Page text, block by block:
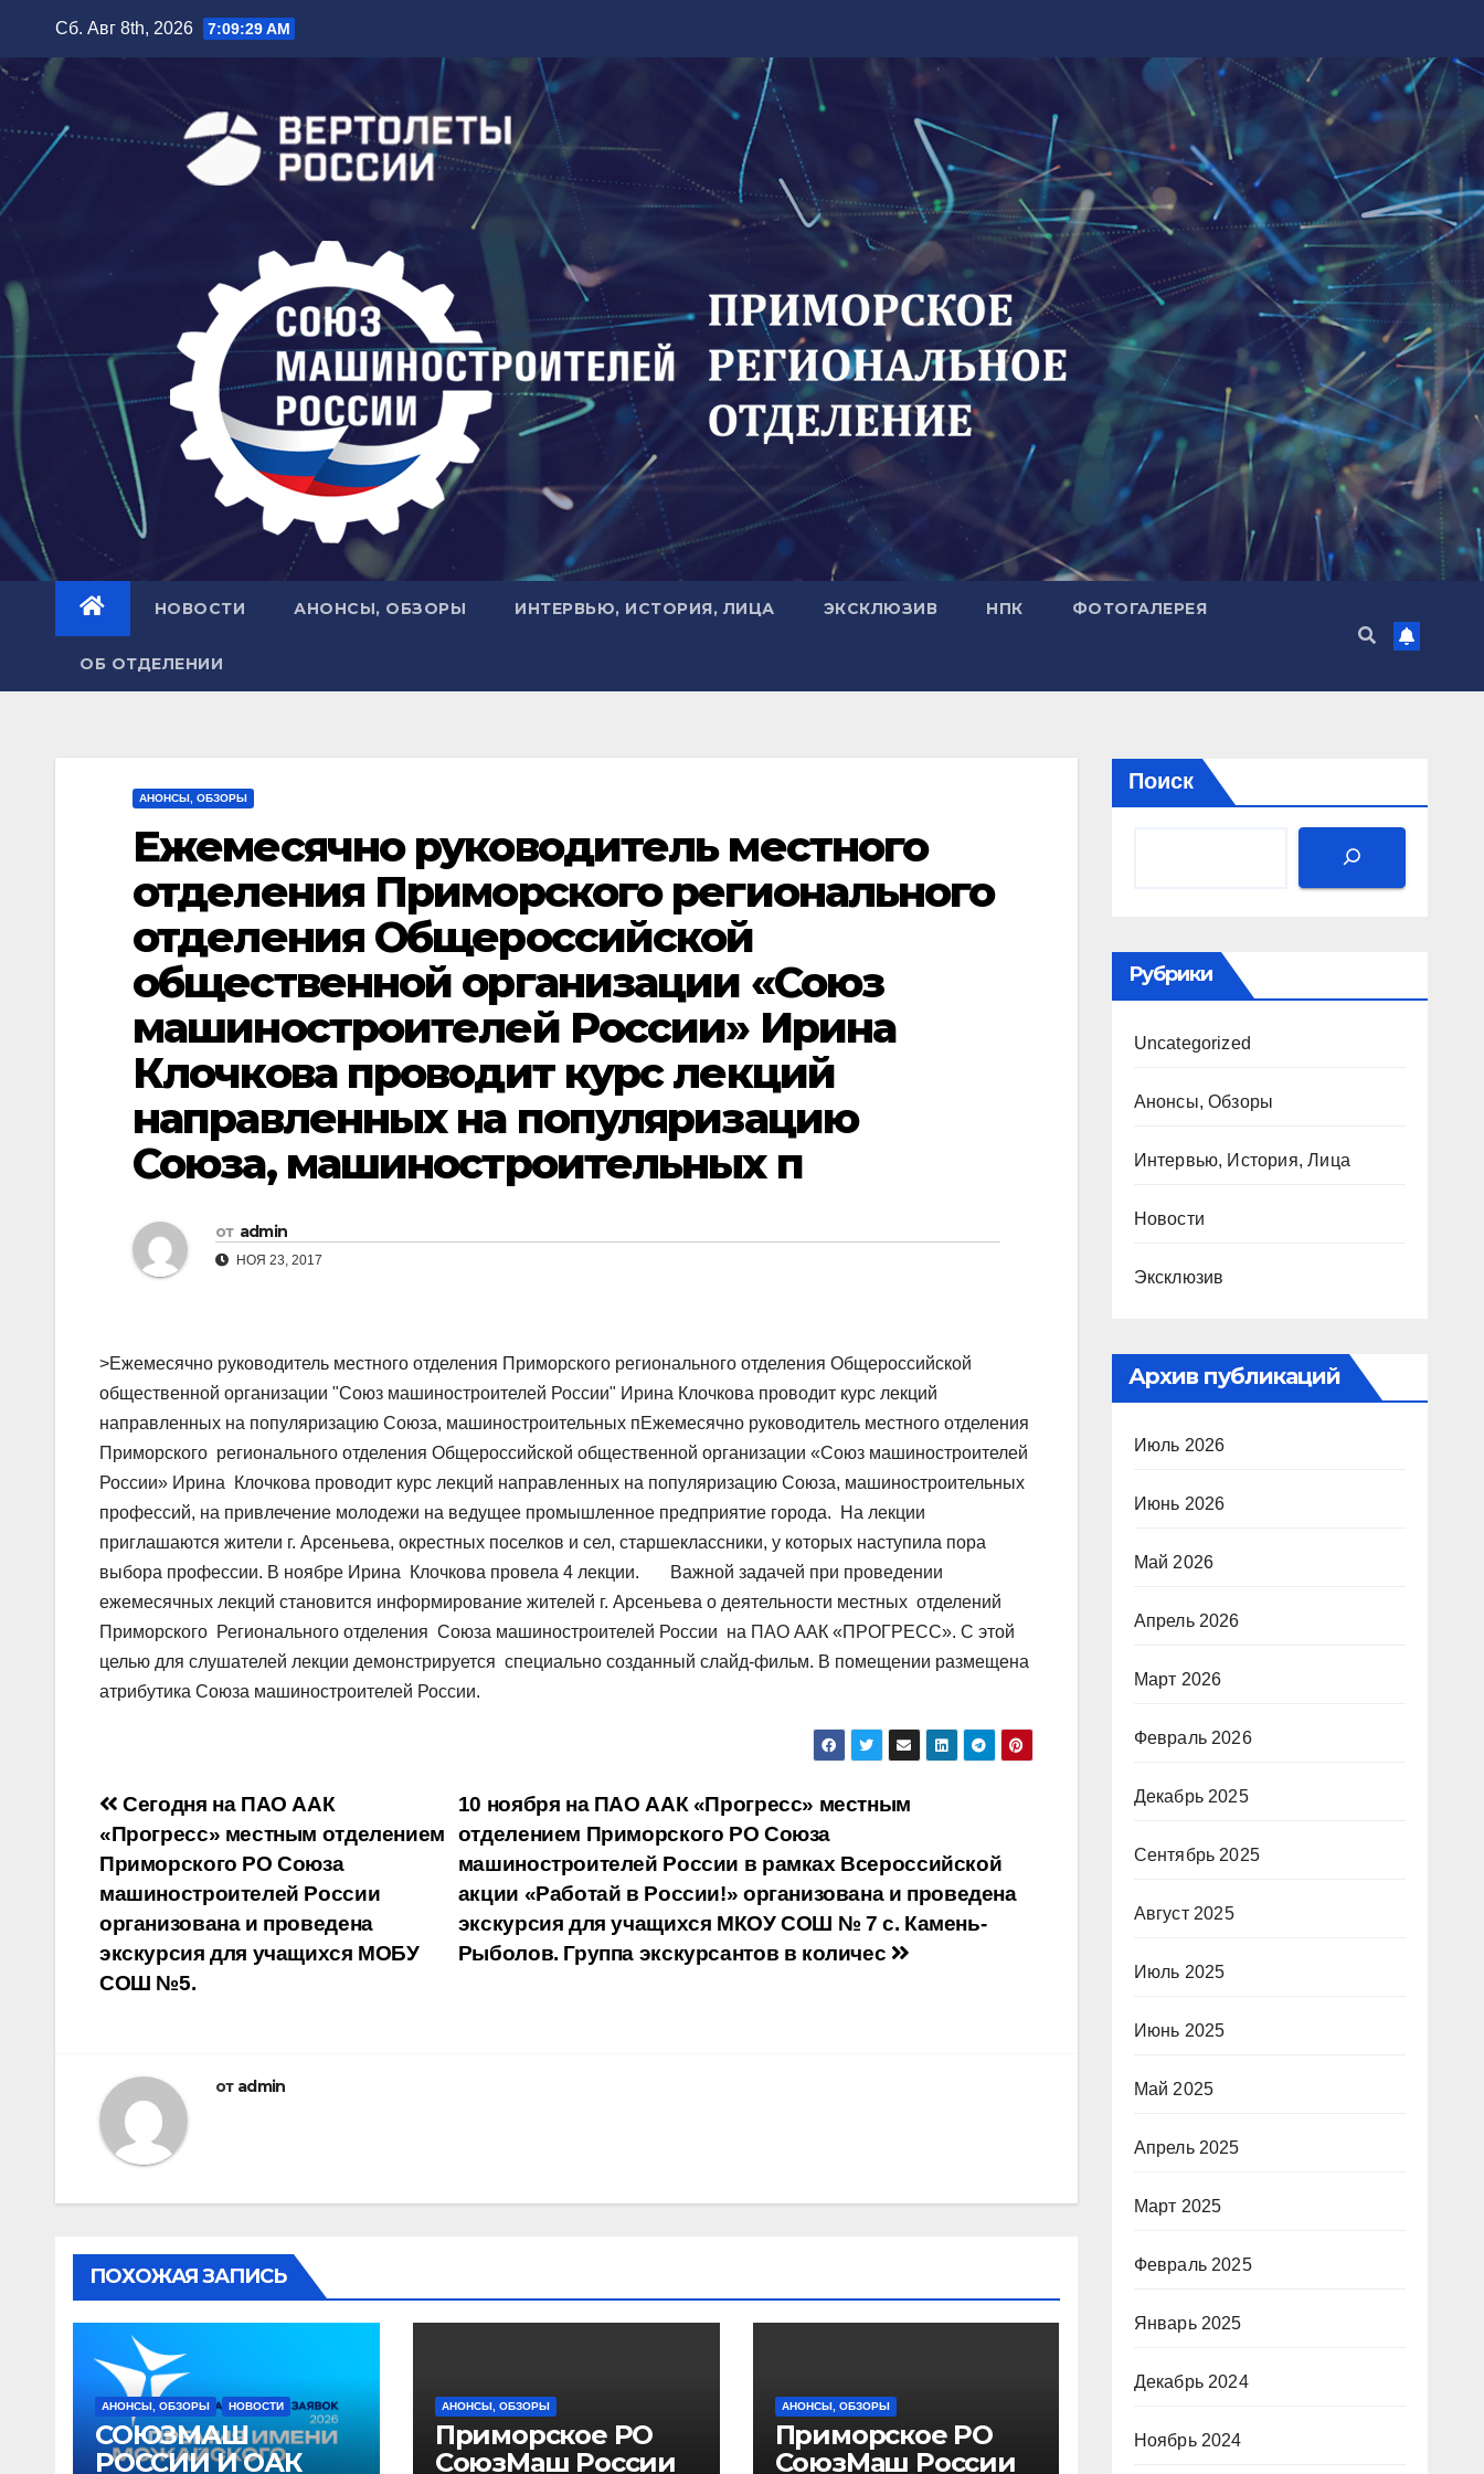
содержимому
Сб. Авг 8th, 2026 7:09:30 AM
НОВОСТИ АНОНСЫ, ОБЗОРЫ ИНТЕРВЬЮ, ИСТОРИЯ, ЛИЦА ЭКСКЛЮЗИВ НПК ФОТОГАЛЕРЕЯ
ОБ ОТДЕЛЕНИИ
АНОНСЫ, ОБЗОРЫ
Ежемесячно руководитель местного
отделения Приморского регионального
отделения Общероссийской
общественной организации «Союз
машиностроителей России» Ирина
Клочкова проводит курс лекций
направленных на популяризацию
Союза, машиностроительных п
от admin
НОЯ 23, 2017
>Ежемесячно руководитель местного отделения Приморского регионального отделения Общероссийской
общественной организации "Союз машиностроителей России" Ирина Клочкова проводит курс лекций
направленных на популяризацию Союза, машиностроительных пЕжемесячно руководитель местного отделения
Приморского регионального отделения Общероссийской общественной организации «Союз машиностроителей
России» Ирина Клочкова проводит курс лекций направленных на популяризацию Союза, машиностроительных
профессий, на привлечение молодежи на ведущее промышленное предприятие города. На лекции
приглашаются жители г. Арсеньева, окрестных поселков и сел, старшеклассники, у которых наступила пора
выбора профессии. В ноябре Ирина Клочкова провела 4 лекции. Важной задачей при проведении
ежемесячных лекций становится информирование жителей г. Арсеньева о деятельности местных отделений
Приморского Регионального отделения Союза машиностроителей России на ПАО ААК «ПРОГРЕСС». С этой
целью для слушателей лекции демонстрируется специально созданный слайд-фильм. В помещении размещена
атрибутика Союза машиностроителей России.
Навигация
по
записям
10 ноября на ПАО ААК «Прогресс» местным
отделением Приморского РО Союза
машиностроителей России в рамках Всероссийской
акции «Работай в России!» организована и проведена
экскурсия для учащихся МКОУ СОШ № 7 с. Камень-
Рыболов. Группа экскурсантов в количес
Сегодня на ПАО ААК
«Прогресс» местным отделением
Приморского РО Союза
машиностроителей России
организована и проведена
экскурсия для учащихся МОБУ
СОШ №5.
от admin
ПОХОЖАЯ ЗАПИСЬ
АНОНСЫ, ОБЗОРЫ НОВОСТИ
СОЮЗМАШ
РОССИИ И ОАК
АНОНСЫ, ОБЗОРЫ
Приморское РО
СоюзМаш России
АНОНСЫ, ОБЗОРЫ
Приморское РО
СоюзМаш России
Поиск
Рубрики
Uncategorized
Анонсы, Обзоры
Интервью, История, Лица
Новости
Эксклюзив
Архив публикаций
Июль 2026
Июнь 2026
Май 2026
Апрель 2026
Март 2026
Февраль 2026
Декабрь 2025
Сентябрь 2025
Август 2025
Июль 2025
Июнь 2025
Май 2025
Апрель 2025
Март 2025
Февраль 2025
Январь 2025
Декабрь 2024
Ноябрь 2024